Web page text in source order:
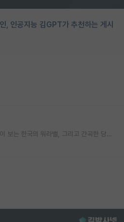
, 인공지능 김GPT가 추천하는 게시
동서 랩노비를 모두 겪어온 사람이 보는 한국의 워라밸, 그리고 간곡한 당부의 말씀